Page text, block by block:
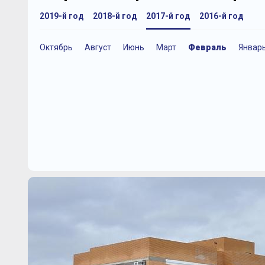
2019-й год 2018-й год 2017-й год
Октябрь Август Июнь Март Февраль
2016-й год